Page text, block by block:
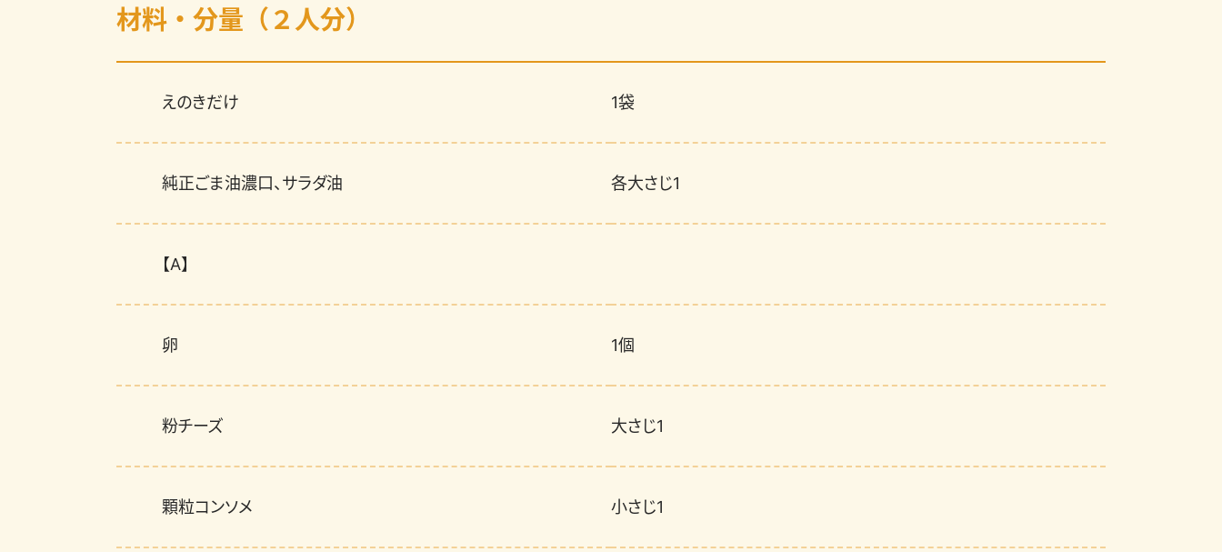
材料・分量（２人分）
えのきだけ 1袋
純正ごま油濃口、サラダ油 各大さじ1
【A】
卵 1個
粉チーズ 大さじ1
顆粒コンソメ 小さじ1